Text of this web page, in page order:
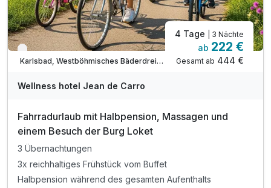
Verfügbar bis Dezember
Karlsbad, Westböhmisches Bäderdreieck
4 Tage | 3 Nächte
ab 222 €
Gesamt ab 444 €
Wellness hotel Jean de Carro
Fahrradurlaub mit Halbpension, Massagen und
einem Besuch der Burg Loket
3 Übernachtungen
3x reichhaltiges Frühstück vom Buffet
Halbpension während des gesamten Aufenthalts